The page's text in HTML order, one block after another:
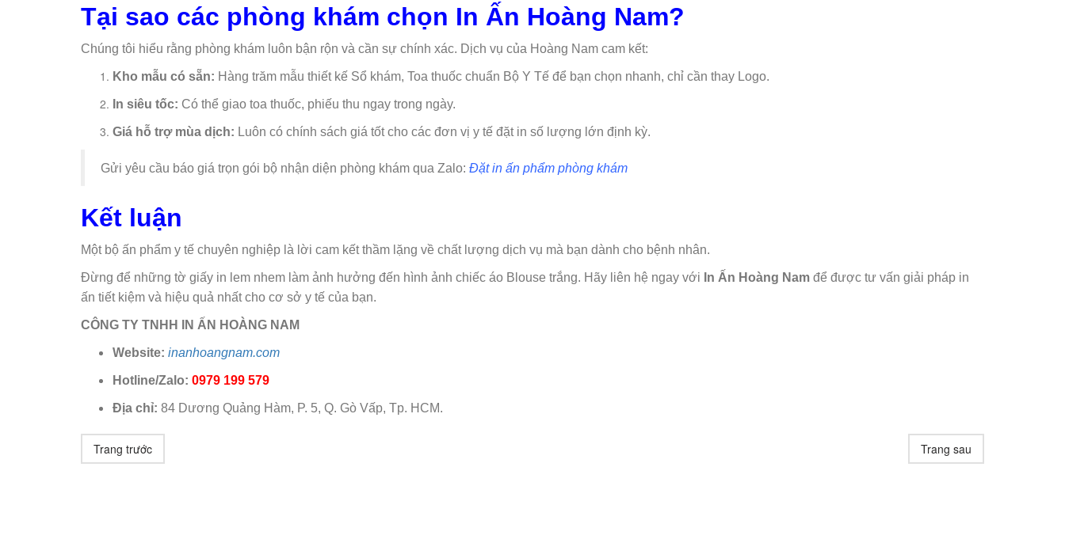
Tại sao các phòng khám chọn In Ấn Hoàng Nam?
Chúng tôi hiểu rằng phòng khám luôn bận rộn và cần sự chính xác. Dịch vụ của Hoàng Nam cam kết:
Kho mẫu có sẵn: Hàng trăm mẫu thiết kế Sổ khám, Toa thuốc chuẩn Bộ Y Tế để bạn chọn nhanh, chỉ cần thay Logo.
In siêu tốc: Có thể giao toa thuốc, phiếu thu ngay trong ngày.
Giá hỗ trợ mùa dịch: Luôn có chính sách giá tốt cho các đơn vị y tế đặt in số lượng lớn định kỳ.
Gửi yêu cầu báo giá trọn gói bộ nhận diện phòng khám qua Zalo: Đặt in ấn phẩm phòng khám
Kết luận
Một bộ ấn phẩm y tế chuyên nghiệp là lời cam kết thầm lặng về chất lượng dịch vụ mà bạn dành cho bệnh nhân.
Đừng để những tờ giấy in lem nhem làm ảnh hưởng đến hình ảnh chiếc áo Blouse trắng. Hãy liên hệ ngay với In Ấn Hoàng Nam để được tư vấn giải pháp in
ấn tiết kiệm và hiệu quả nhất cho cơ sở y tế của bạn.
CÔNG TY TNHH IN ẤN HOÀNG NAM
Website: inanhoangnam.com
Hotline/Zalo: 0979 199 579
Địa chỉ: 84 Dương Quảng Hàm, P. 5, Q. Gò Vấp, Tp. HCM.
Trang trước Trang sau